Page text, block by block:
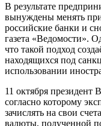
В результате
вынуждены менять
российские банки и
газета «Ведомости».
что такой подход
находящихся под
использовании
11 октября президент
согласно которому
зачислять на свои
валюты, полученной